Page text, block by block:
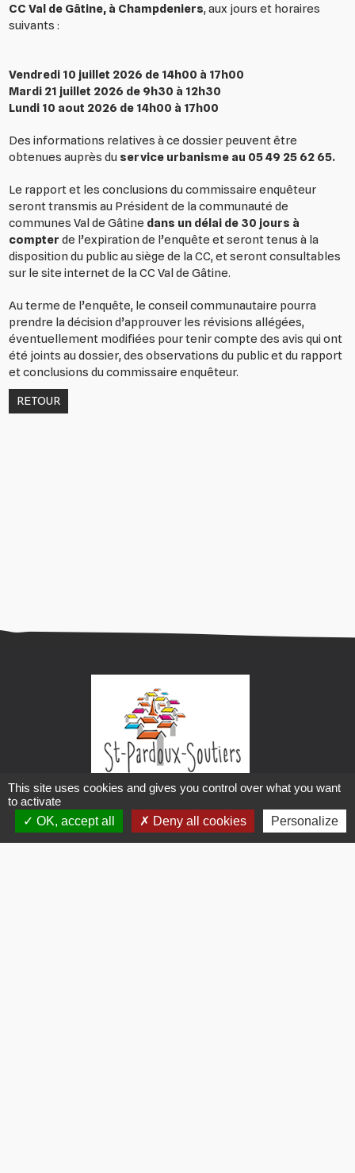
CC Val de Gâtine, à Champdeniers, aux jours et horaires
suivants :
Vendredi 10 juillet 2026 de 14h00 à 17h00
Mardi 21 juillet 2026 de 9h30 à 12h30
Lundi 10 aout 2026 de 14h00 à 17h00
Des informations relatives à ce dossier peuvent être
obtenues auprès du service urbanisme au 05 49 25 62 65.
Le rapport et les conclusions du commissaire enquêteur
seront transmis au Président de la communauté de
communes Val de Gâtine dans un délai de 30 jours à
compter de l’expiration de l’enquête et seront tenus à la
disposition du public au siège de la CC, et seront consultables
sur le site internet de la CC Val de Gâtine.
Au terme de l’enquête, le conseil communautaire pourra
prendre la décision d’approuver les révisions allégées,
éventuellement modifiées pour tenir compte des avis qui ont
été joints au dossier, des observations du public et du rapport
et conclusions du commissaire enquêteur.
RETOUR
Mairie de Saint-Pardoux-Soutiers
2 impasse des écoliers
79310 Saint-Pardoux-Soutiers
This site uses cookies and gives you control over what you want
to activate
OK, accept all
Deny all cookies Personalize